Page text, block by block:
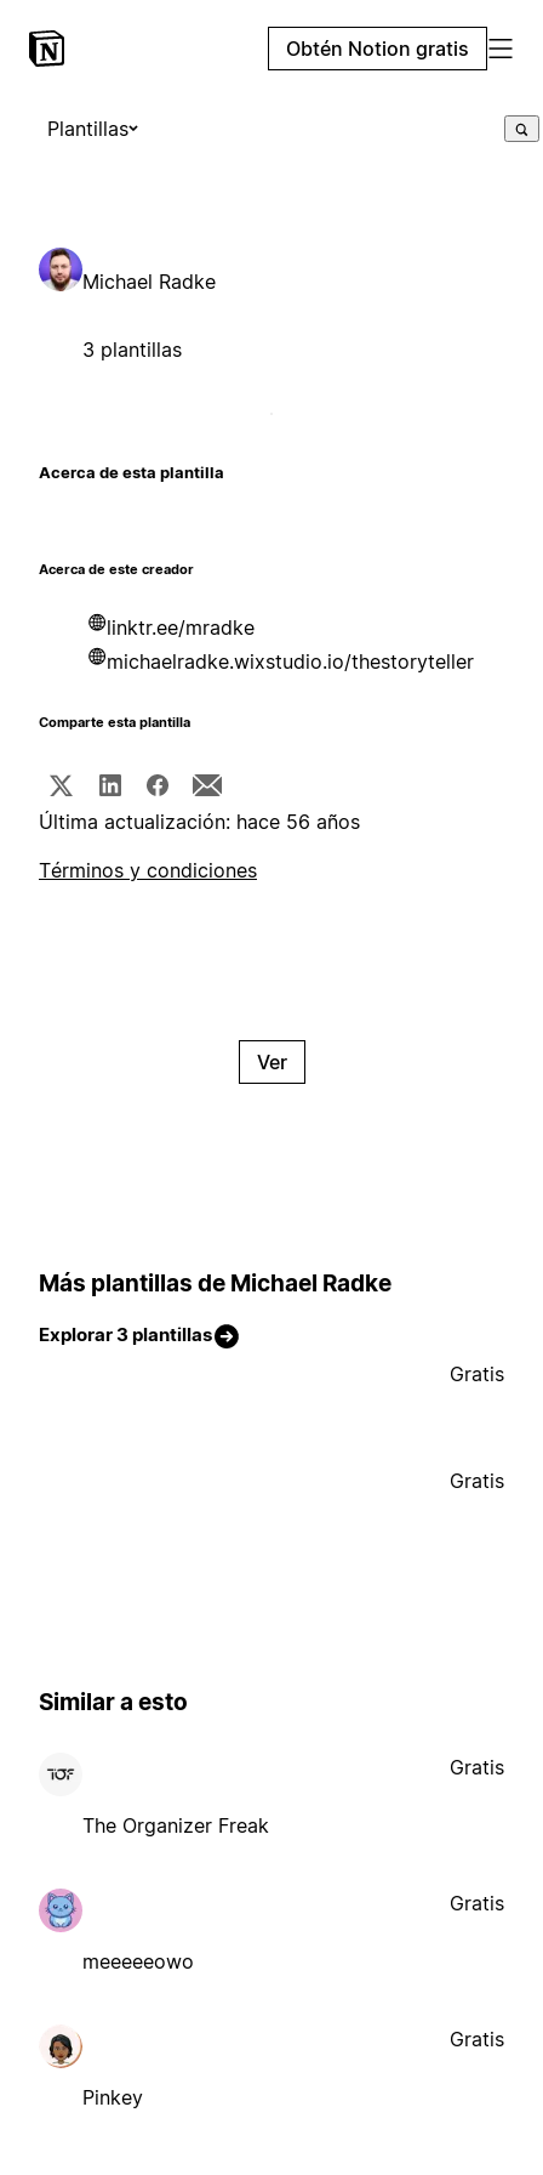
Obtén Notion gratis
Plantillas
Michael Radke
3 plantillas
Acerca de esta plantilla
Acerca de este creador
linktr.ee/mradke
michaelradke.wixstudio.io/thestoryteller
Comparte esta plantilla
Última actualización: hace 56 años
Términos y condiciones
Ver
Más plantillas de Michael Radke
Explorar 3 plantillas
Gratis
Gratis
Similar a esto
The Organizer Freak
Gratis
meeeeeowo
Gratis
Pinkey
Gratis